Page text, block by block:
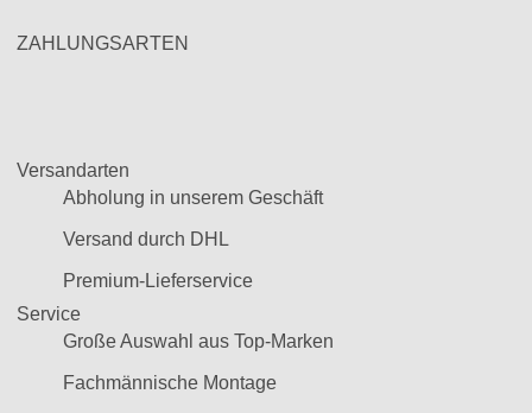
ZAHLUNGSARTEN
Versandarten
Abholung in unserem Geschäft
Versand durch DHL
Premium-Lieferservice
Service
Große Auswahl aus Top-Marken
Fachmännische Montage